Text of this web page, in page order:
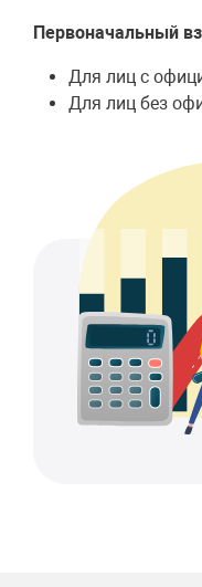
Первоначальный
Для лиц с
Для лиц без